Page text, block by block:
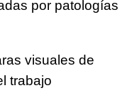
por patologías
visuales de
trabajo